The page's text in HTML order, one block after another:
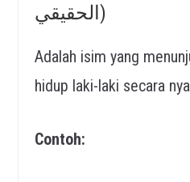
الحقيقي)
Adalah isim yang
hidup laki-laki secara
Contoh: